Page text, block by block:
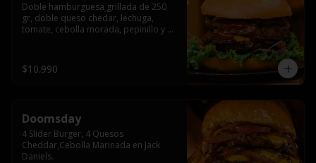
Doble hamburguesa grillada de 250
gr, doble queso chedar, lechuga,
tomate, cebolla morada, pepinillo y
$10.990
Doomsday
4 Slider Burger, 4 Quesos
Cheddar,Cebolla Marinada en Jack
Daniels.